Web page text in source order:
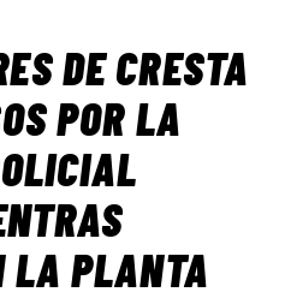
DE CRESTA
POR LA
LA PLANTA